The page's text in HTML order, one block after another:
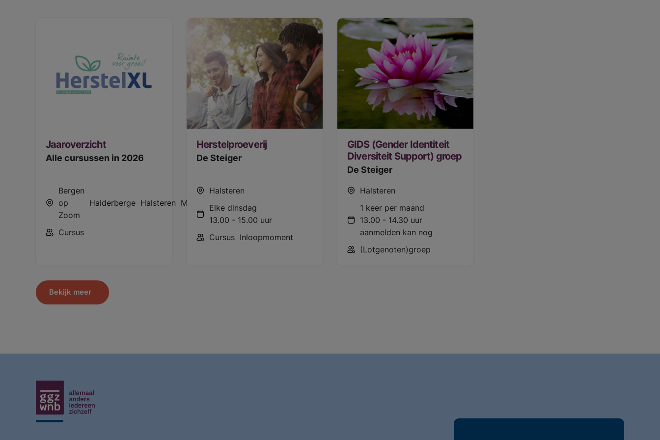
Jaaroverzicht
Alle cursussen in 2026
Bergen
op
Zoom
Halderberge Halsteren Moerdijk Roosendaal
Cursus
Herstelproeverij
De Steiger
Halsteren
Elke dinsdag
13.00 - 15.00 uur
Cursus Inloopmoment
GIDS (Gender Identiteit
Diversiteit Support) groep
De Steiger
Halsteren
1 keer per maand
13.00 - 14.30 uur
aanmelden kan nog
(Lotgenoten)groep
Bekijk meer